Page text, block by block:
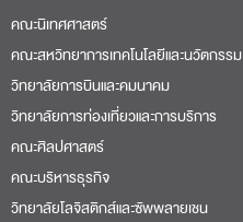
คณะนิเทศศาสตร์
คณะสหวิทยาการเทคโนโลยีและนวัตกรรม
วิทยาลัยการบินและคมนาคม
วิทยาลัยการท่องเที่ยวและการบริการ
คณะศิลปศาสตร์
คณะบริหารธุรกิจ
วิทยาลัยโลจิสติกส์และซัพพลายเชน